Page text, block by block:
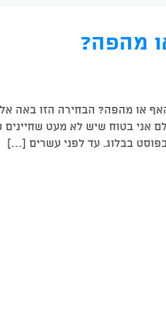
מהפה?
או מהפה? הבחירה הזו באה
אני בטוח שיש לא מעט
בבלוג. עד לפני עשרים […]